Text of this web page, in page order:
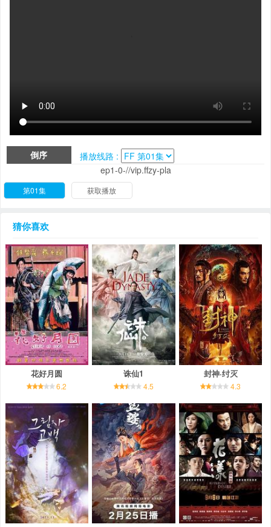
倒序
播放线路 :
ep1-0-//vip.ffzy-pla
第01集 获取播放
猜你喜欢
花好月圆
6.2
诛仙1
4.5
封神·纣灭
4.3